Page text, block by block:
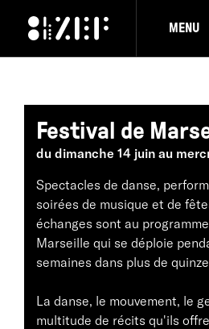
MENU
Festival de
du dimanche 14 juin au
Spectacles de danse,
soirées de musique et de
échanges sont au
Marseille qui se déploie
semaines dans plus de
La danse, le mouvement, le
multitude de récits qu'ils